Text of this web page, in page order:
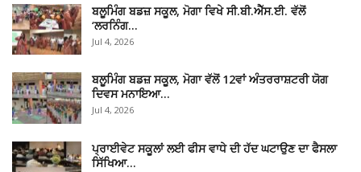
ਬਲੂਮਿੰਗ ਬਡਜ਼ ਸਕੂਲ, ਮੋਗਾ ਵਿਖੇ ਸੀ.ਬੀ.ਐੱਸ.ਈ. ਵੱਲੋਂ
‘ਲਰਨਿੰਗ…
Jul 4, 2026
ਬਲੂਮਿੰਗ ਬਡਜ਼ ਸਕੂਲ, ਮੋਗਾ ਵੱਲੋਂ 12ਵਾਂ ਅੰਤਰਰਾਸ਼ਟਰੀ ਯੋਗ
ਦਿਵਸ ਮਨਾਇਆ…
Jul 4, 2026
ਪ੍ਰਾਈਵੇਟ ਸਕੂਲਾਂ ਲਈ ਫੀਸ ਵਾਧੇ ਦੀ ਹੱਦ ਘਟਾਉਣ ਦਾ ਫੈਸਲਾ
ਸਿੱਖਿਆ…